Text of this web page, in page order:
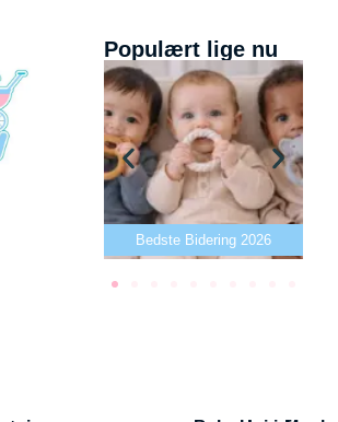
Populært lige nu
2026 Bedste Bidering 2026